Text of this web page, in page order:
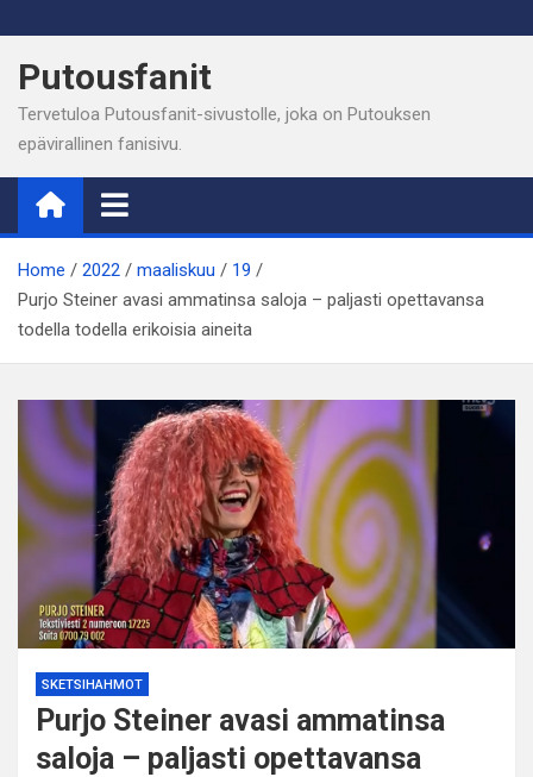
to
content
Putousfanit
Tervetuloa Putousfanit-sivustolle, joka on Putouksen
epävirallinen fanisivu.
Home 2022 maaliskuu
19
Purjo Steiner avasi ammatinsa saloja – paljasti opettavansa
todella todella erikoisia aineita
SKETSIHAHMOT
Purjo Steiner avasi ammatinsa
saloja – paljasti opettavansa